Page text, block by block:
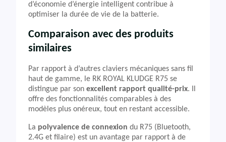
d’économie d’énergie intelligent contribue à
optimiser la durée de vie de la batterie.
Comparaison avec des produits
similaires
Par rapport à d’autres claviers mécaniques sans fil
haut de gamme, le RK ROYAL KLUDGE R75 se
distingue par son excellent rapport qualité-prix. Il
offre des fonctionnalités comparables à des
modèles plus onéreux, tout en restant accessible.
La polyvalence de connexion du R75 (Bluetooth,
2.4G et filaire) est un avantage par rapport à de